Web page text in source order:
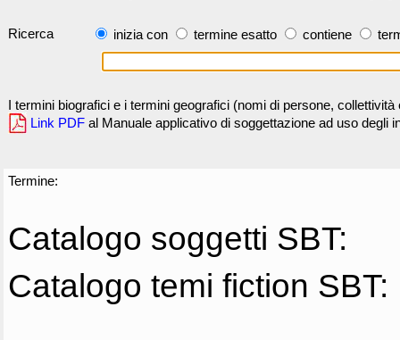
Ricerca inizia con termine esatto contiene
I termini biografici e i termini geografici (nomi di persone,
Link PDF al Manuale applicativo di soggettazione ad uso degli
Termine:
Catalogo soggetti SBT:
Catalogo temi fiction SBT: